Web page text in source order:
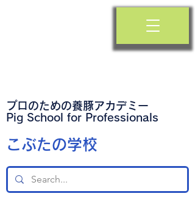
プロのための養豚アカデミー
​Pig School for Professionals
​こぶたの学校